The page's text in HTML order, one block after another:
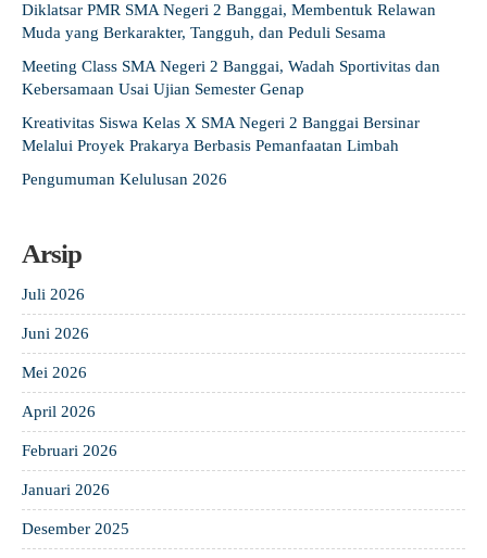
Diklatsar PMR SMA Negeri 2 Banggai, Membentuk Relawan
Muda yang Berkarakter, Tangguh, dan Peduli Sesama
Meeting Class SMA Negeri 2 Banggai, Wadah Sportivitas dan
Kebersamaan Usai Ujian Semester Genap
Kreativitas Siswa Kelas X SMA Negeri 2 Banggai Bersinar
Melalui Proyek Prakarya Berbasis Pemanfaatan Limbah
Pengumuman Kelulusan 2026
Arsip
Juli 2026
Juni 2026
Mei 2026
April 2026
Februari 2026
Januari 2026
Desember 2025